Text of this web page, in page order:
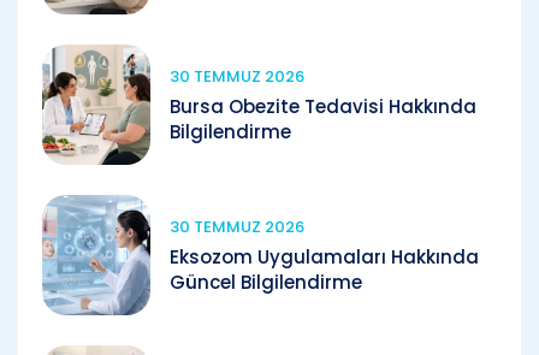
30 TEMMUZ 2026
Bursa Obezite Tedavisi Hakkında
Bilgilendirme
30 TEMMUZ 2026
Eksozom Uygulamaları Hakkında
Güncel Bilgilendirme